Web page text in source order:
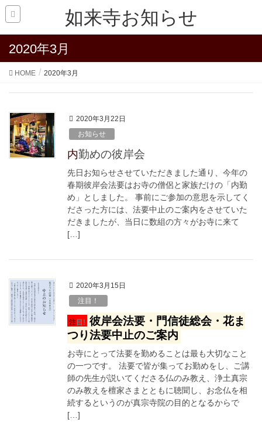
如来寺お知らせ
2020年3月
HOME 2020年3月
2020年3月22日
お知らせ
内勤めの彼岸会
先日お知らせさせていただきました通り、今年の
春期彼岸会法要はお寺の僧侶と家族だけの「内勤
め」としました。 事前にご参加の意思を示してく
ださった方には、法要中止のご案内をさせていた
だきましたが、当日に数組の方々がお寺に来て
[…]
2020年3月15日
注目！
注目! 彼岸会法要・門信徒総会・花ま
つり法要中止のご案内
お寺にとって法要を勤めることは最も大切なこと
の一つです。 法要で皆が集ってお勤めをし、ご講
師の先生が説いてくださる仏のみ教え、浄土真宗
のみ教えを檀家さまとともに聴聞し、お念仏を相
続するというのが真宗寺院の目的となるからで
[…]